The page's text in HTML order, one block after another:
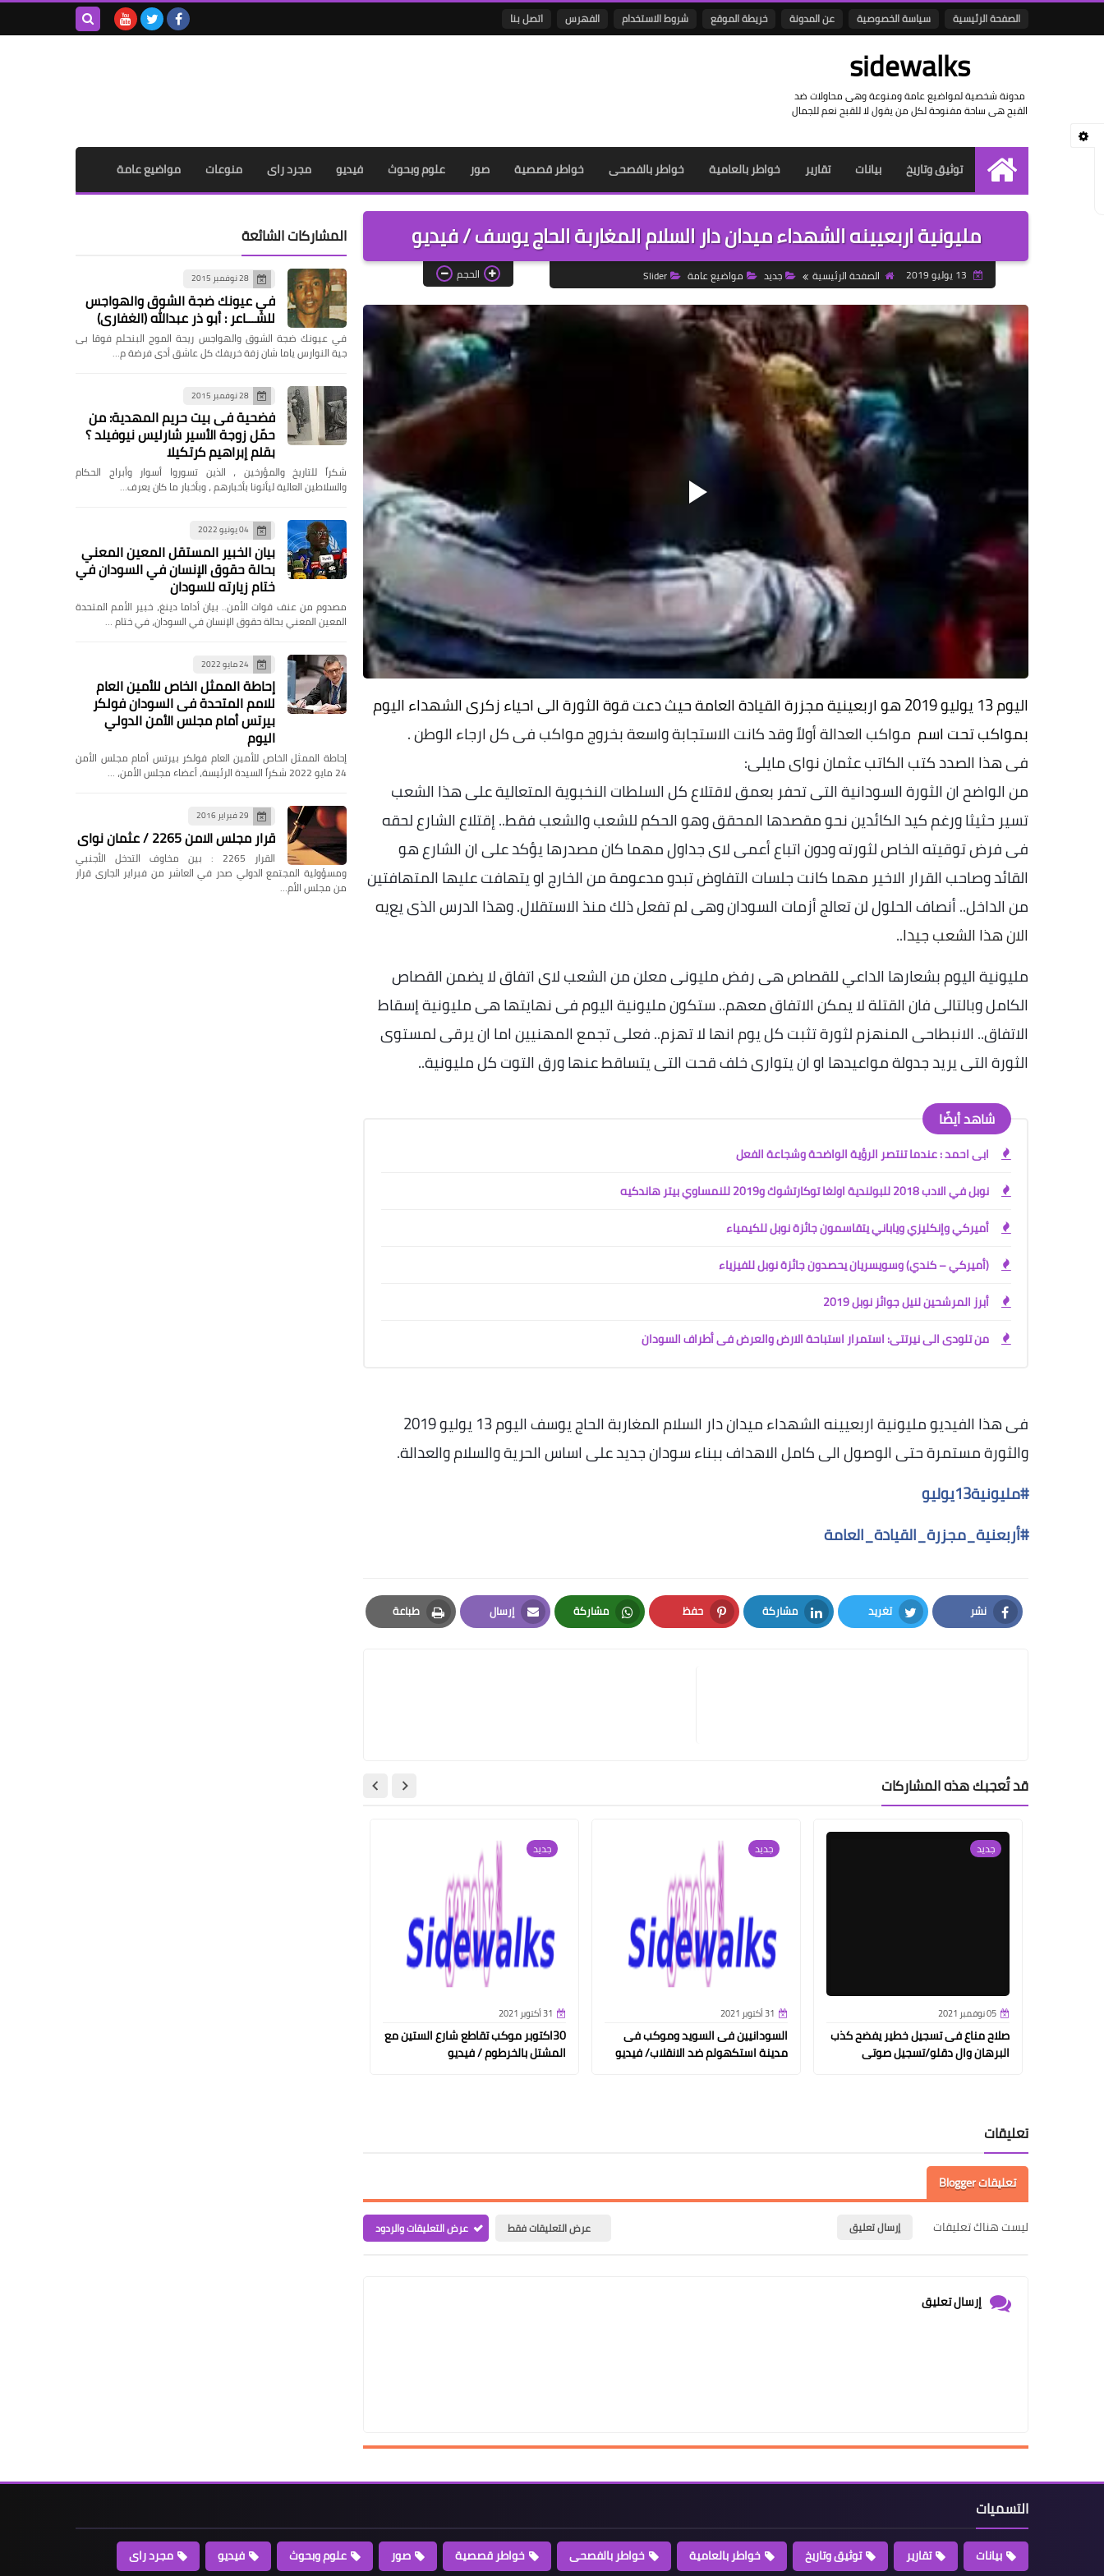
الصفحة الرئيسية سياسة الخصوصية عن المدونة خريطة الموقع شروط الاستخدام الفهرس اتصل بنا
sidewalks
مدونة شخصية لمواضيع عامة ومنوعة وهى محاولات ضد
القبح هى ساحة مفنوحة لكل من يقول لا للقبح نعم للجمال
الرئيسية
توثيق وتاريخ بيانات تقارير خواطر بالعامية خواطر بالفصحى خواطر قصصية صور علوم وبحوث فيديو مجرد راى منوعات مواضيع عامة
مليونية اربعيينه الشهداء ميدان دار السلام المغاربة الحاج يوسف / فيديو
الصفحة الرئيسية جديد مواضيع عامة Slider الحجم
اليوم 13 يوليو 2019 هو اربعينية مجزرة القيادة العامة حيث دعت قوة الثورة الى احياء زكرى الشهداء اليوم
بمواكب تحت اسم مواكب العدالة أولاً وقد كانت الاستجابة واسعة بخروج مواكب فى كل ارجاء الوطن.
فى هذا الصدد كتب الكاتب عثمان نواى مايلى:
من الواضح ان الثورة السودانية التى تحفر بعمق لاقتلاع كل السلطات النخبوية المتعالية على هذا الشعب
تسير حثيثا ورغم كيد الكائدين نحو مقصدها المحقق وهو الحكم للشعب والشعب فقط.. إقتلاع الشارع لحقه
فى فرض توقيته الخاص لثورته ودون اتباع أعمى لاى جداول مهما كان مصدرها يؤكد على ان الشارع هو
القائد وصاحب القرار الاخير مهما كانت جلسات التفاوض تبدو مدعومة من الخارج او يتهافت عليها المتهافتين
من الداخل.. أنصاف الحلول لن تعالج أزمات السودان وهى لم تفعل ذلك منذ الاستقلال. وهذا الدرس الذى يعيه
الان هذا الشعب جيدا..
مليونية اليوم بشعارها الداعي للقصاص هى رفض مليونى معلن من الشعب لاى اتفاق لا يضمن القصاص
الكامل وبالتالى فان القتلة لا يمكن الاتفاق معهم.. ستكون مليونية اليوم فى نهايتها هى مليونية إسقاط
الاتفاق.. الانبطاحى المنهزم لثورة تثبت كل يوم انها لا تهزم.. فعلى تجمع المهنيين اما ان يرقى لمستوى
الثورة التى يريد جدولة مواعيدها او ان يتوارى خلف قحت التى يتساقط عنها ورق التوت كل مليونية..
شاهد أيضًا
ابى احمد : عندما تنتصر الرؤية الواضحة وشجاعة الفعل
نوبل في الادب 2018 للبولندية اولغا توكارتشوك و2019 للنمساوي بيتر هاندكيه
أميركي وإنكليزي وياباني يتقاسمون جائزة نوبل للكيمياء
(أميركي – كندي) وسويسريان يحصدون جائزة نوبل للفيزياء
أبرز المرشحين لنيل جوائز نوبل 2019
من تلودى الى نيرتتى: استمرار استباحة الارض والعرض فى أطراف السودان
فى هذا الفيديو مليونية اربعيينه الشهداء ميدان دار السلام المغاربة الحاج يوسف اليوم 13 يوليو 2019
والثورة مستمرة حتى الوصول الى كامل الاهداف ببناء سودان جديد على اساس الحرية والسلام والعدالة.
#مليونية13يوليو
#أربعنية_مجزرة_القيادة_العامة
نشر
Facebook
تغريد
Twitter
مشاركة
LinkedIn
حفظ
Pinterest
مشاركة
Whatsapp
إرسال
Email
طباعة
Print
قد تُعجبك هذه المشاركات
جديد
05 نوفمبر 2021
صلاح مناع فى تسجيل خطير يفضح كذب
البرهان وال دقلو/تسجيل صوتى
جديد
31 أكتوبر 2021
السودانيين فى السويد وموكب فى
مدينة استكهولم ضد الانقلاب/ فيديو
جديد
31 أكتوبر 2021
30اكتوبر موكب تقاطع شارع الستين مع
المشتل بالخرطوم / فيديو
تعليقات
تعليقات Blogger
ليست هناك تعليقات إرسال تعليق عرض التعليقات فقط عرض التعليقات والردود
إرسال تعليق
المشاركات الشائعة
28 نوفمبر 2015
في عيونك ضجة الشوق والهواجس
للشـــاعر : أبو ذر عبدالله (الغفاري)
في عيونك ضجة الشوق والهواجس ريحة الموج البنحلم فوقا بى
جية النوارس ياما شان زفة خريفك كل عاشق أدى فرضة م…
28 نوفمبر 2015
فضحية فى بيت حريم المهدية: من
حمّل زوجة الأسير شارليس نيوفيلد ؟
بقلم إبراهيم كرتكيلا
شكراً للتاريخ والمؤرخين ، الذين تسوروا أسوار وأبراج الحكام
والسلاطين العالية ليأتونا بأخبارهم ، وبأخبار ما كان يعرف…
04 يونيو 2022
بيان الخبير المستقل المعين المعني
بحالة حقوق الإنسان في السودان في
ختام زيارته للسودان
مصدوم من عنف قوات الأمن.. بيان أداما دينغ، خبير الأمم المتحدة
المعين المعني بحالة حقوق الإنسان في السودان، في ختام …
24 مايو 2022
إحاطة الممثل الخاص للأمين العام
للامم المتحدة فى السودان فولكر
بيرتس أمام مجلس الأمن الدولي
اليوم
إحاطة الممثل الخاص للأمين العام فولكر بيرتس أمام مجلس الأمن
24 مايو 2022 شكراً السيدة الرئيسة، أعضاء مجلس الأمن، …
29 فبراير 2016
قرار مجلس الامن 2265 / عثمان نواى
القرار 2265 : بين مخاوف التدخل الأجنبي
ومسؤولية المجتمع الدولي صدر في العاشر من فبراير الجارى قرار
من مجلس الأم…
التسميات
بيانات تقارير توثيق وتاريخ خواطر بالعامية خواطر بالفصحى خواطر قصصية صور علوم وبحوث فيديو مجرد راى